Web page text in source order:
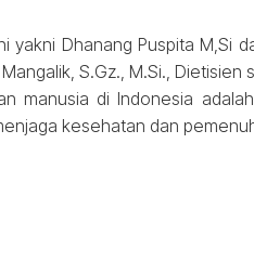
yakni Dhanang Puspita M,Si
S.Gz., M.Si.,
manusia di Indonesia
kesehatan dan